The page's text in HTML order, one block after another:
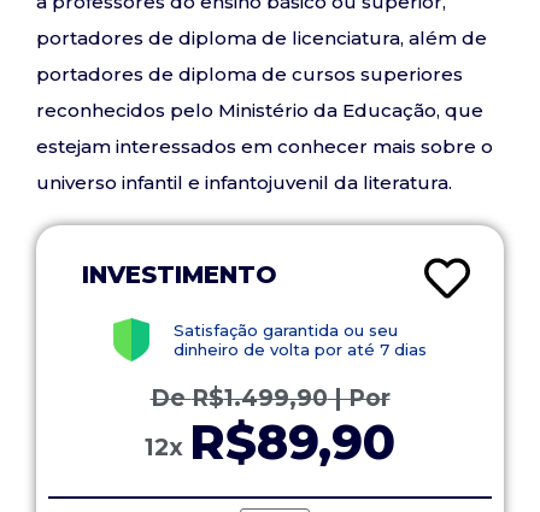
portadores de diploma de licenciatura, além de
portadores de diploma de cursos superiores
reconhecidos pelo Ministério da Educação, que
estejam interessados em conhecer mais sobre o
universo infantil e infantojuvenil da literatura.
INVESTIMENTO
Satisfação garantida ou seu
dinheiro de volta por até 7 dias
DeR$1.499,90| Por
12x R$89,90